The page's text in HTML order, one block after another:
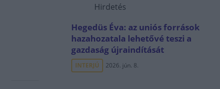
Hirdetés
Hegedüs Éva: az uniós források
hazahozatala lehetővé teszi a
gazdaság újraindítását
INTERJÚ 2026. jún. 8.